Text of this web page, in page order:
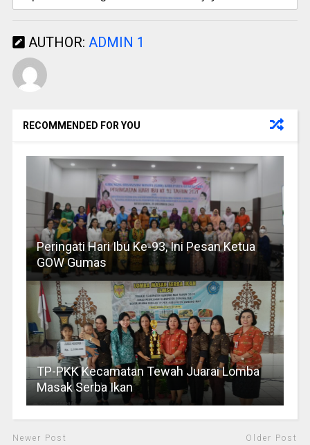
AUTHOR: ADMIN 1
RECOMMENDED FOR YOU
Peringati Hari Ibu Ke-93, Ini Pesan Ketua
GOW Gumas
TP-PKK Kecamatan Tewah Juarai Lomba
Masak Serba Ikan
Newer Post Older Post